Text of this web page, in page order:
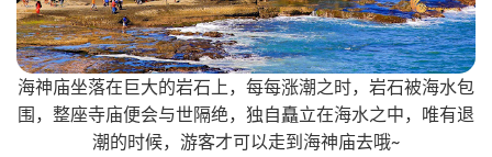
海神庙坐落在巨大的岩石上，每每涨潮之时，岩石被海水包
围，整座寺庙便会与世隔绝，独自矗立在海水之中，唯有退
潮的时候，游客才可以走到海神庙去哦~